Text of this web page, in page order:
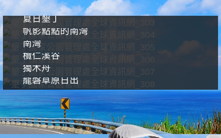
夏日墾丁
帆影點點的南灣
南灣
欖仁溪谷
獨木舟
龍磐草原日出